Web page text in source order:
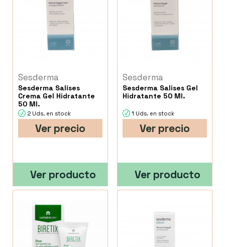
Sesderma
Sesderma Salises
Crema Gel Hidratante
50 Ml.
2 Uds. en stock
Ver precio
Ver producto
Sesderma
Sesderma Salises Gel
Hidratante 50 Ml.
1 Uds. en stock
Ver precio
Ver producto